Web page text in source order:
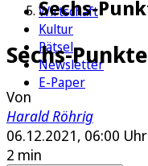
Wirtschaft
Kultur
Rätsel
Newsletter
E-Paper
Sechs-
Sechs-
Von
Harald Röhrig
06.12.2021, 06:00 Uhr
2 min